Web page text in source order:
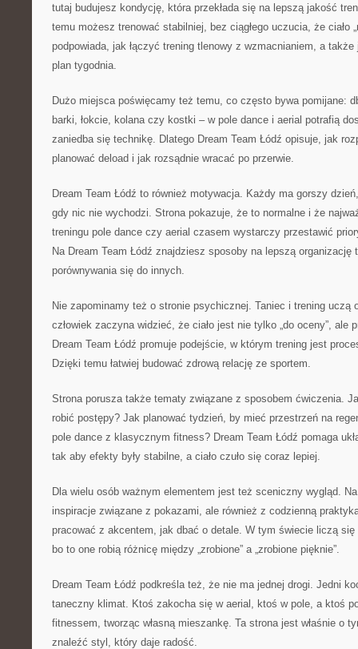
tutaj budujesz kondycję, która przekłada się na lepszą jakość
temu możesz trenować stabilniej, bez ciągłego uczucia, że ciało
podpowiada, jak łączyć trening tlenowy z wzmacnianiem, a
plan tygodnia.
Dużo miejsca poświęcamy też temu, co często bywa pomijane:
barki, łokcie, kolana czy kostki – w pole dance i aerial potrafią
zaniedba się technikę. Dlatego Dream Team Łódź opisuje, jak
planować deload i jak rozsądnie wracać po przerwie.
Dream Team Łódź to również motywacja. Każdy ma gorszy
gdy nic nie wychodzi. Strona pokazuje, że to normalne i że
treningu pole dance czy aerial czasem wystarczy przestawić
Na Dream Team Łódź znajdziesz sposoby na lepszą organizację
porównywania się do innych.
Nie zapominamy też o stronie psychicznej. Taniec i trening uczą
człowiek zaczyna widzieć, że ciało jest nie tylko „do oceny”, ale
Dream Team Łódź promuje podejście, w którym trening jest
Dzięki temu łatwiej budować zdrową relację ze sportem.
Strona porusza także tematy związane z sposobem ćwiczenia.
robić postępy? Jak planować tydzień, by mieć przestrzeń na
pole dance z klasycznym fitness? Dream Team Łódź pomaga
tak aby efekty były stabilne, a ciało czuło się coraz lepiej.
Dla wielu osób ważnym elementem jest też sceniczny wygląd.
inspiracje związane z pokazami, ale również z codzienną
pracować z akcentem, jak dbać o detale. W tym świecie liczą się
bo to one robią różnicę między „zrobione” a „zrobione pięknie”.
Dream Team Łódź podkreśla też, że nie ma jednej drogi. Jedni
taneczny klimat. Ktoś zakocha się w aerial, ktoś w pole, a ktoś
fitnessem, tworząc własną mieszankę. Ta strona jest właśnie o
znaleźć styl, który daje radość.